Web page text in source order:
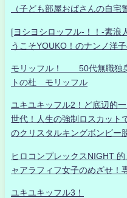
（子ども部屋おばさんの自宅
[ヨシヨシロッフル-！！-素浪
うこそYOUKO！のナンノ洋
モリッフル！ 50代無職独身
トの杜 モリッフル
ユキユキッフル2！ど底辺的
世代！人生の強制ロスカット
のクリスタルキングボンビー
ヒロコンプレックスNIGHT
ャアラフィフ女子のめざせ！
ユキユキッフル3！